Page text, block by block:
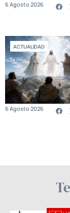
6 Agosto 2026
ACTUALIDAD
6 Agosto 2026